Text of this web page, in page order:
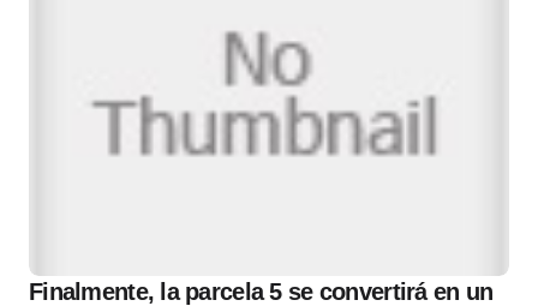
Finalmente, la parcela 5 se convertirá en un